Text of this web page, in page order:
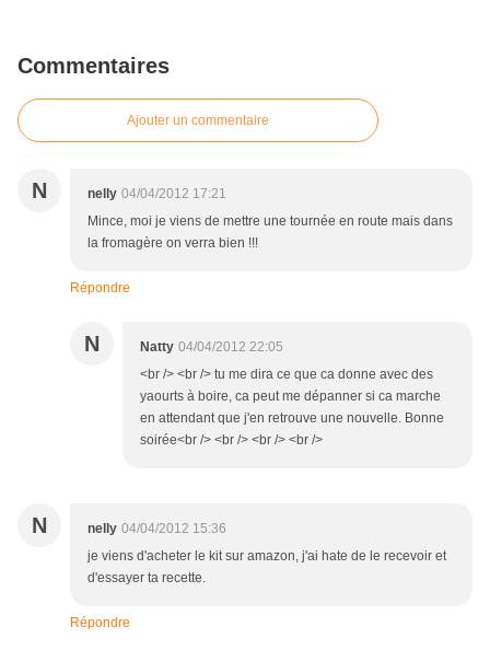
Commentaires
Ajouter un commentaire
N nelly 04/04/2012 17:21
Mince, moi je viens de mettre une tournée en route mais dans
la fromagère on verra bien !!!
Répondre
N Natty 04/04/2012 22:05
<br /> <br /> tu me dira ce que ca donne avec des
yaourts à boire, ca peut me dépanner si ca marche
en attendant que j'en retrouve une nouvelle. Bonne
soirée<br /> <br /> <br /> <br />
N nelly 04/04/2012 15:36
je viens d'acheter le kit sur amazon, j'ai hate de le recevoir et
d'essayer ta recette.
Répondre